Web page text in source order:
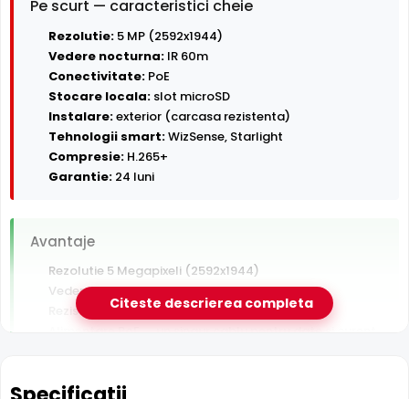
Pe scurt — caracteristici cheie
Rezolutie: 5 MP (2592x1944)
Vedere nocturna: IR 60m
Conectivitate: PoE
Stocare locala: slot microSD
Instalare:exterior (carcasa rezistenta)
Tehnologii smart:WizSense, Starlight
Compresie: H.265+
Garantie: 24 luni
Avantaje
Rezolutie 5 Megapixeli (2592x1944)
Vedere nocturna in infrarosu pana la 60 m
Rezistenta la exterior — ploaie, praf si inghet
Alimentare PoE — un singur cablu pentru date si curent
false
Citeste descrierea completa